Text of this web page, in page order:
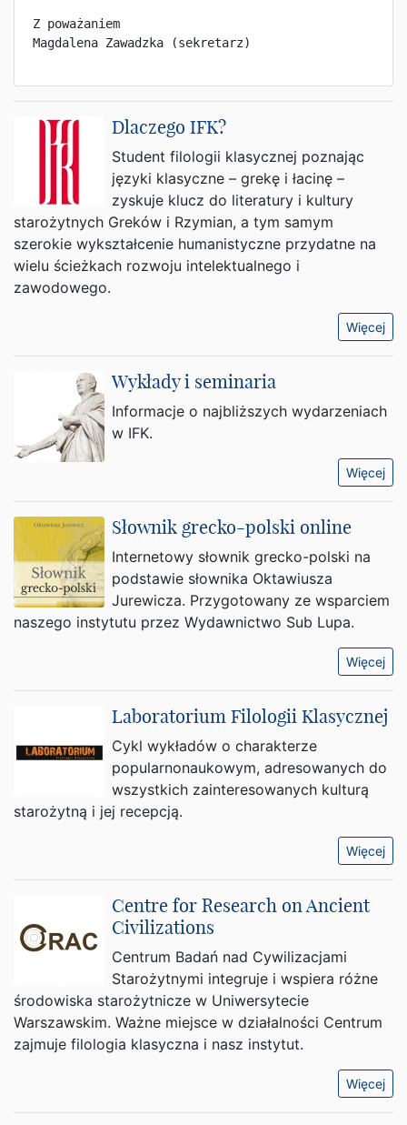
Z poważaniem
Magdalena Zawadzka (sekretarz)
Dlaczego IFK?
Student filologii klasycznej poznając
języki klasyczne – grekę i łacinę –
zyskuje klucz do literatury i kultury
starożytnych Greków i Rzymian, a tym samym
szerokie wykształcenie humanistyczne przydatne na
wielu ścieżkach rozwoju intelektualnego i
zawodowego.
Więcej
Wykłady i seminaria
Informacje o najbliższych wydarzeniach
w IFK.
Więcej
Słownik grecko-polski online
Internetowy słownik grecko-polski na
podstawie słownika Oktawiusza
Jurewicza. Przygotowany ze wsparciem
naszego instytutu przez Wydawnictwo Sub Lupa.
Więcej
Laboratorium Filologii Klasycznej
Cykl wykładów o charakterze
popularnonaukowym, adresowanych do
wszystkich zainteresowanych kulturą
starożytną i jej recepcją.
Więcej
Centre for Research on Ancient
Civilizations
Centrum Badań nad Cywilizacjami
Starożytnymi integruje i wspiera różne
środowiska starożytnicze w Uniwersytecie
Warszawskim. Ważne miejsce w działalności Centrum
zajmuje filologia klasyczna i nasz instytut.
Więcej